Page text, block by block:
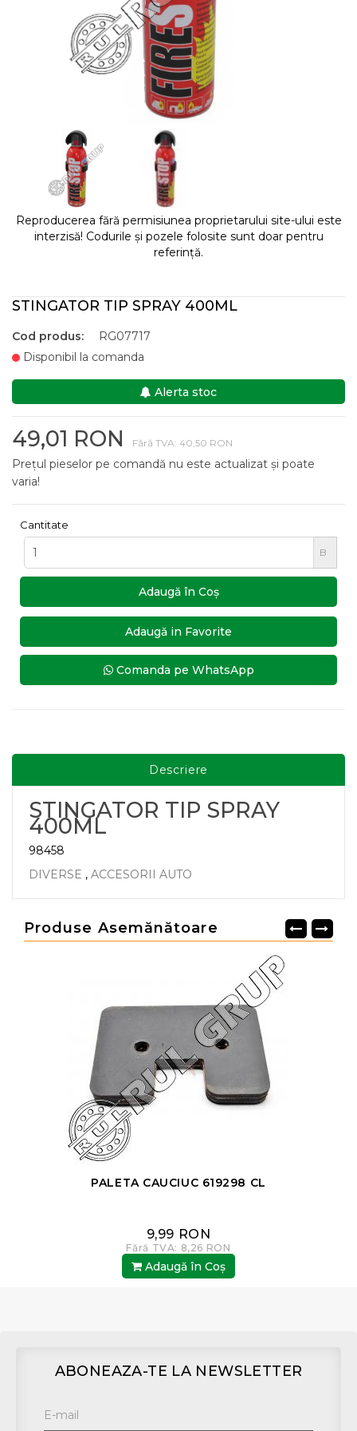
Reproducerea fără permisiunea proprietarului site-ului este
interzisă! Codurile și pozele folosite sunt doar pentru
referință.
STINGATOR TIP SPRAY 400ML
Cod produs:
RG07717
Disponibil la comanda
Alerta stoc
49,01 RON Fără TVA: 40,50 RON
Prețul pieselor pe comandă nu este actualizat și poate
varia!
Cantitate
B
Adaugă în Coş
Adaugă in Favorite
Comanda pe WhatsApp
Descriere
STINGATOR TIP SPRAY
400ML
98458
DIVERSE , ACCESORII AUTO
Produse Asemănătoare
PALETA CAUCIUC 619298 CL
9,99 RON
Fără TVA: 8,26 RON
Adaugă în Coş
ABONEAZA-TE LA NEWSLETTER